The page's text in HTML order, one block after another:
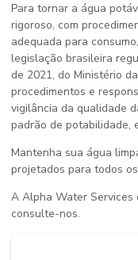
Para tornar a água
rigoroso, com
adequada para
legislação brasileira
de 2021, do Ministério
procedimentos e
vigilância da qualidade
padrão de potabilidade,
Mantenha sua água
projetados para todos
A Alpha Water Services
consulte-nos.